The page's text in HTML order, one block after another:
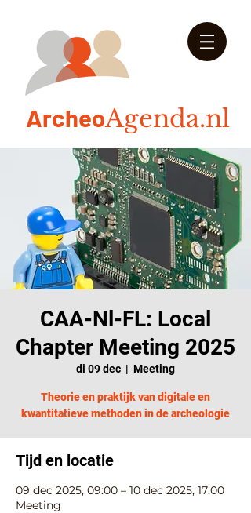
ArcheoAgenda.nl
CAA-Nl-FL: Local
Chapter Meeting 2025
di 09 dec
  |
Meeting
Theorie en praktijk van digitale en
kwantitatieve methoden in de archeologie
Tijd en locatie
09 dec 2025, 09:00 – 10 dec 2025, 17:00
Meeting